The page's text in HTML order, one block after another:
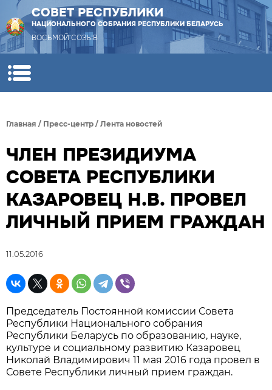
СОВЕТ РЕСПУБЛИКИ
НАЦИОНАЛЬНОГО СОБРАНИЯ РЕСПУБЛИКИ БЕЛАРУСЬ
ВОСЬМОЙ СОЗЫВ
Главная / Пресс-центр / Лента новостей
ЧЛЕН ПРЕЗИДИУМА
СОВЕТА РЕСПУБЛИКИ
КАЗАРОВЕЦ Н.В. ПРОВЕЛ
ЛИЧНЫЙ ПРИЕМ ГРАЖДАН
11.05.2016
Председатель Постоянной комиссии Совета
Республики Национального собрания
Республики Беларусь по образованию, науке,
культуре и социальному развитию Казаровец
Николай Владимирович 11 мая 2016 года провел в
Совете Республики личный прием граждан.